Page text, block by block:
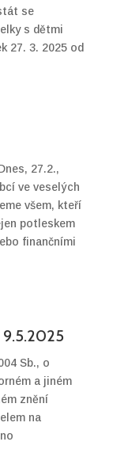
se
s dětmi
27. 3. 2025 od
27.2.,
ve veselých
všem, kteří
potleskem
finančními
Sb., o
a jiném
znění
na